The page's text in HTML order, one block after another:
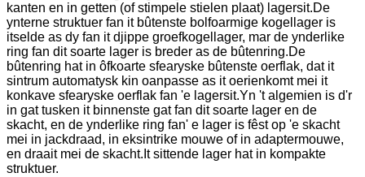
kanten en in getten (of stimpele stielen plaat) lagersit.De
ynterne struktuer fan it bûtenste bolfoarmige kogellager is
itselde as dy fan it djippe groefkogellager, mar de ynderlike
ring fan dit soarte lager is breder as de bûtenring.De
bûtenring hat in ôfkoarte sfearyske bûtenste oerflak, dat it
sintrum automatysk kin oanpasse as it oerienkomt mei it
konkave sfearyske oerflak fan 'e lagersit.Yn 't algemien is d'r
in gat tusken it binnenste gat fan dit soarte lager en de
skacht, en de ynderlike ring fan' e lager is fêst op 'e skacht
mei in jackdraad, in eksintrike mouwe of in adaptermouwe,
en draait mei de skacht.It sittende lager hat in kompakte
struktuer.